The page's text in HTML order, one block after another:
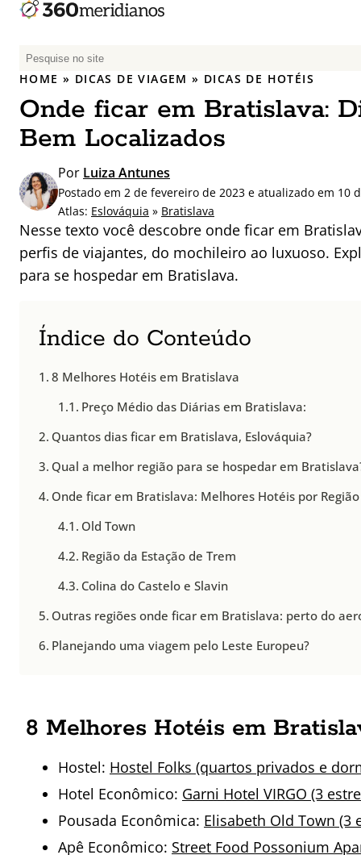
P
e
q
u
i
a
r
p
o
r
:
HOME » DICAS DE VIAGEM » DICAS DE HOTÉIS
Onde ficar em Bratislava:
Bem Localizados
Por Luiza Antunes
Postado em 2 de fevereiro de 2023 e atualizado em 10
Atlas: Eslováquia » Bratislava
Nesse texto você descobre onde ficar em
perfis de viajantes, do mochileiro ao luxuoso.
para se hospedar em Bratislava.
Índice do Conteúdo
8 Melhores Hotéis em Bratislava
Preço Médio das Diárias em Bratislava:
Quantos dias ficar em Bratislava, Eslováquia?
Qual a melhor região para se hospedar em
Onde ficar em Bratislava: Melhores Hotéis por Região
Old Town
Região da Estação de Trem
Colina do Castelo e Slavin
Outras regiões onde ficar em Bratislava: perto do
Planejando uma viagem pelo Leste Europeu?
8 Melhores Hotéis em
Hostel: Hostel Folks (quartos privados e
Hotel Econômico: Garni Hotel VIRGO (3
Pousada Econômica: Elisabeth Old Town (3
Apê Econômico: Street Food Possonium